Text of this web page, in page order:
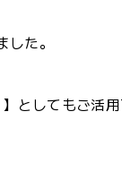
た。
としてもご活